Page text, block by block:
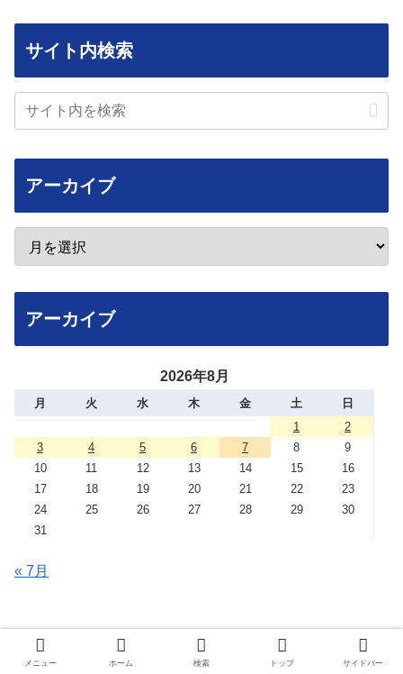
サイト内検索
アーカイブ
アーカイブ
2026年8月
月 火 水 木 金 土
日
1
2
3
4 5 6 7 8
9
10
11 12 13 14 15
16
17
18 19 20 21 22
23
24
25 26 27 28 29
30
31
« 7月
メニュー ホーム 検索 トップ サイドバー